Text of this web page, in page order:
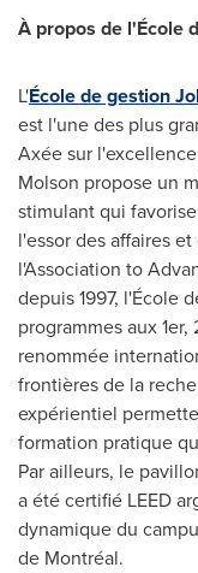
À propos de l'École
L'École de gestion
est l'une des plus
Axée sur
Molson propose un
stimulant qui
l'essor des affaires
l'Association to
depuis 1997, l'École
programmes aux
renommée
frontières de la
expérientiel
formation pratique
Par ailleurs, le
a été certifié LEED
dynamique du
de Montréal.